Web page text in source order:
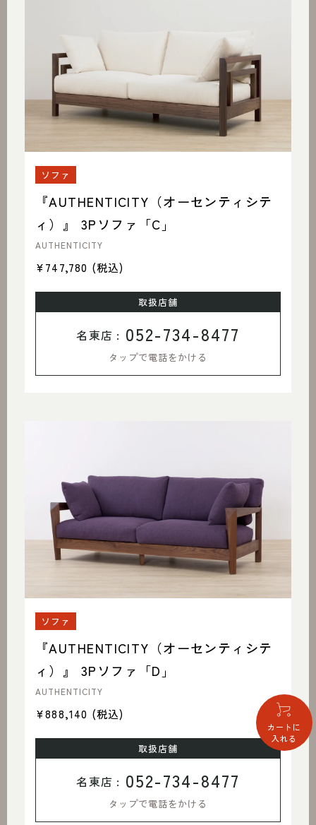
カートに
入れる
ソファ
『AUTHENTICITY（オーセンティシテ
ィ）』 3Pソファ「C」
AUTHENTICITY
¥747,780 (税込)
取扱店舗
名東店 : 052-734-8477
タップで電話をかける
ソファ
『AUTHENTICITY（オーセンティシテ
ィ）』 3Pソファ「D」
AUTHENTICITY
¥888,140 (税込)
取扱店舗
名東店 : 052-734-8477
タップで電話をかける